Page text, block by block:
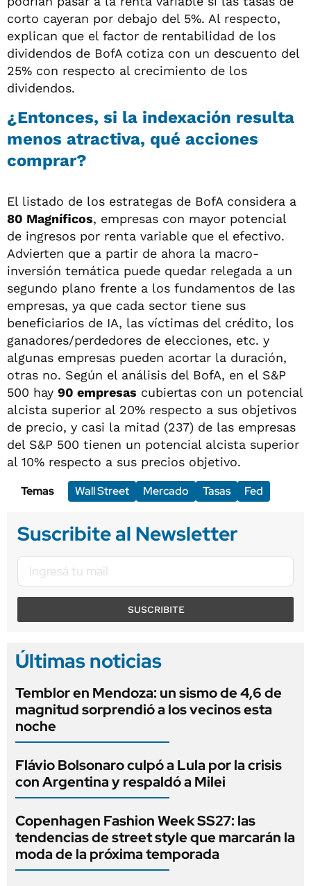
corto cayeran por debajo del 5%. Al respecto,
explican que el factor de rentabilidad de los
dividendos de BofA cotiza con un descuento del
25% con respecto al crecimiento de los
dividendos.
¿Entonces, si la indexación resulta
menos atractiva, qué acciones
comprar?
El listado de los estrategas de BofA considera a
80 Magníficos, empresas con mayor potencial
de ingresos por renta variable que el efectivo.
Advierten que a partir de ahora la macro-
inversión temática puede quedar relegada a un
segundo plano frente a los fundamentos de las
empresas, ya que cada sector tiene sus
beneficiarios de IA, las víctimas del crédito, los
ganadores/perdedores de elecciones, etc. y
algunas empresas pueden acortar la duración,
otras no. Según el análisis del BofA, en el S&P
500 hay 90 empresas cubiertas con un potencial
alcista superior al 20% respecto a sus objetivos
de precio, y casi la mitad (237) de las empresas
del S&P 500 tienen un potencial alcista superior
al 10% respecto a sus precios objetivo.
Temas
Wall Street Mercado Tasas Fed
Suscribite al Newsletter
SUSCRIBITE
Últimas noticias
Temblor en Mendoza: un sismo de 4,6 de
magnitud sorprendió a los vecinos esta
noche
Flávio Bolsonaro culpó a Lula por la crisis
con Argentina y respaldó a Milei
Copenhagen Fashion Week SS27: las
tendencias de street style que marcarán la
moda de la próxima temporada